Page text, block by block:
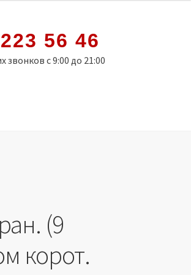
223 56 46
с 9:00 до 21:00
(9
корот.